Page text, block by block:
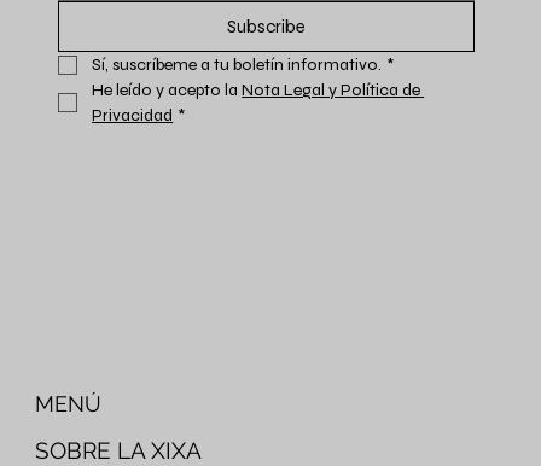
Subscribe
Sí, suscríbeme a tu boletín informativo. *
He leído y acepto la Nota Legal y Política de
Privacidad *
SOBRE LA XIXA
MENÚ